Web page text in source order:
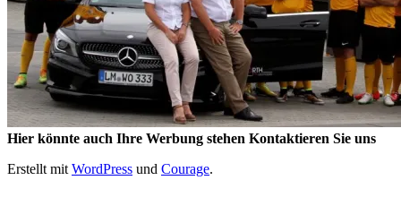
Hier könnte auch Ihre Werbung stehen Kontaktieren Sie uns
Erstellt mit WordPress und Courage.